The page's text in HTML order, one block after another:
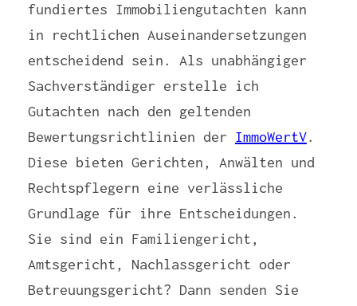
fundiertes Immobiliengutachten kann
in rechtlichen Auseinandersetzungen
entscheidend sein. Als unabhängiger
Sachverständiger erstelle ich
Gutachten nach den geltenden
Bewertungsrichtlinien der ImmoWertV.
Diese bieten Gerichten, Anwälten und
Rechtspflegern eine verlässliche
Grundlage für ihre Entscheidungen.
Sie sind ein Familiengericht,
Amtsgericht, Nachlassgericht oder
Betreuungsgericht? Dann senden Sie